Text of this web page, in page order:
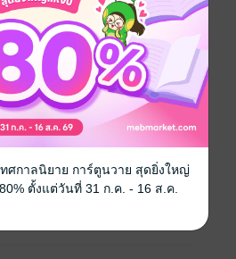
321 หน้า
150 บาท
ดาษ เชิญทางนี้!
ายที่เว็บไซต์สำนัก
นะจ๊ะ สามารถสั่ง
อโดยตรงกับ สนพ.
ทศกาลนิยาย การ์ตูนวาย สุดยิ่งใหญ่
ตั้งแต่วันที่ 31 ก.ค. - 16 ส.ค.